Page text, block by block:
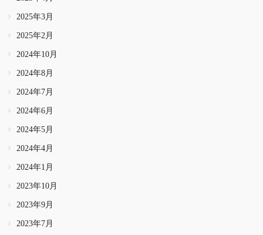
2025年3月
2025年2月
2024年10月
2024年8月
2024年7月
2024年6月
2024年5月
2024年4月
2024年1月
2023年10月
2023年9月
2023年7月